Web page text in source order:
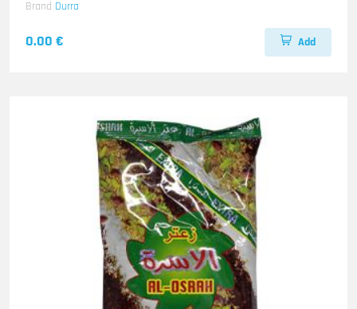
Brand Durra
0.00 € Add